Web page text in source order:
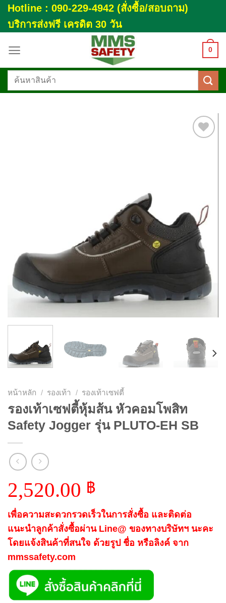
Skip
to
content
Hotline : 090-229-4942 (สั่งซื้อ/สอบถาม)
บริการส่งฟรี เครดิต 30 วัน
0
ค้นหา:
หน้าหลัก / รองเท้า / รองเท้าเซฟตี้
รองเท้าเซฟตี้หุ้มส้น หัวคอมโพสิท
Safety Jogger รุ่น PLUTO-EH SB
2,520.00 ฿
เพื่อความสะดวกรวดเร็วในการสั่งซื้อ และติดต่อ
แนะนำลูกค้าสั่งซื้อผ่าน Line@ ของทางบริษัทฯ นะคะ
โดยแจ้งสินค้าที่สนใจ ด้วยรูป ชื่อ หรือลิงค์ จาก
mmssafety.com